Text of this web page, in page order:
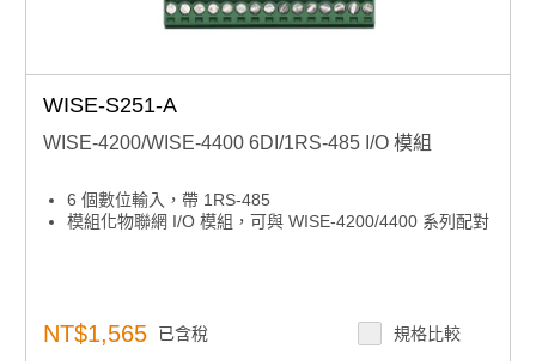
WISE-S251-A
WISE-4200/WISE-4400 6DI/1RS-485 I/O 模組
6 個數位輸入，帶 1RS-485
模組化物聯網 I/O 模組，可與 WISE-4200/4400 系列配對
NT$1,565 已含稅 規格比較